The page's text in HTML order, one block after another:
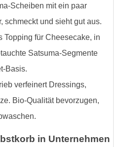
Scheiben mit ein paar
schmeckt und sieht gut aus.
Topping für Cheesecake, in
Satsuma-Segmente
Basis.
verfeinert Dressings,
Bio-Qualität bevorzugen,
in Unternehmen